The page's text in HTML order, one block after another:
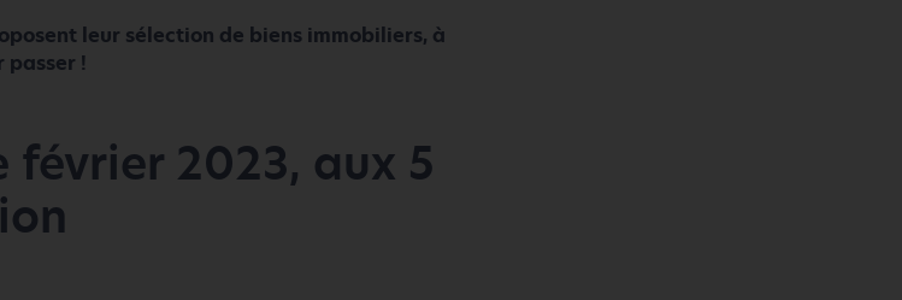
leur sélection de biens immobiliers, à
passer !
février 2023, aux 5